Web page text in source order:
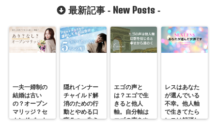
最新記事 - New Posts -
一夫一婦制の
結婚は古い
の？オープン
マリッジ？セ
カンドパート
隠れインナー
チャイルド解
消のための行
動とやめる口
癖５つ。生き
エゴの声と
は？エゴで生
きると他人
軸。自分軸は
エゴの声をや
レスはあなた
が選んでいる
不幸。他人軸
で生きてたら
レスは解消し